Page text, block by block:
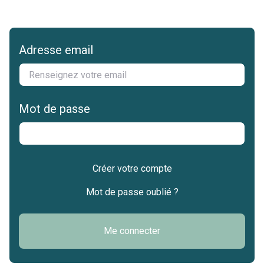
Adresse email
Mot de passe
Créer votre compte
Mot de passe oublié ?
Me connecter